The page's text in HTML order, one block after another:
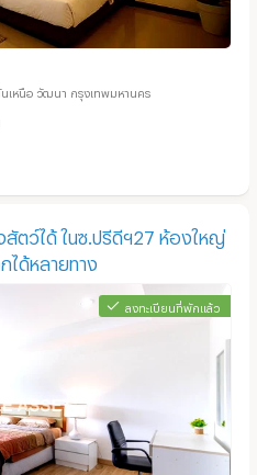
เหนือ วัฒนา กรุงเทพมหานคร
สัตว์ได้ ในซ.ปรีดีฯ27 ห้องใหญ่
ได้หลายทาง
ลงทะเบียนที่พักแล้ว